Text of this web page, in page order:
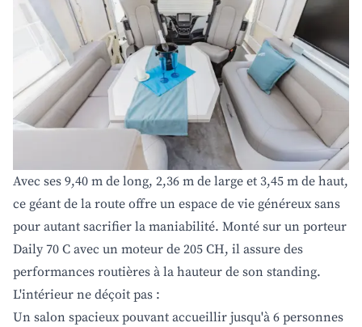
Avec ses 9,40 m de long, 2,36 m de large et 3,45 m de haut,
ce géant de la route offre un espace de vie généreux sans
pour autant sacrifier la maniabilité. Monté sur un porteur
Daily 70 C avec un moteur de 205 CH, il assure des
performances routières à la hauteur de son standing.
L'intérieur ne déçoit pas :
Un salon spacieux pouvant accueillir jusqu'à 6 personnes